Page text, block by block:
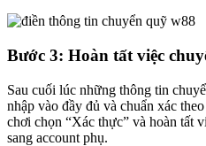
Bước 3: Hoàn tất việc
Sau cuối lúc những thông tin
nhập vào đầy đủ và chuẩn xác
chơi chọn “Xác thực” và hoàn tất
sang account phụ.